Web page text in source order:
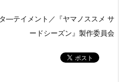
―テイメント／『ヤマノススメ サ
ードシーズン』製作委員会